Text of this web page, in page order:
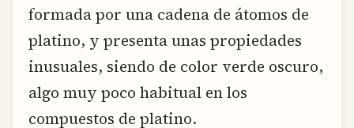
formada por una cadena de átomos de
platino, y presenta unas propiedades
inusuales, siendo de color verde oscuro,
algo muy poco habitual en los
compuestos de platino.